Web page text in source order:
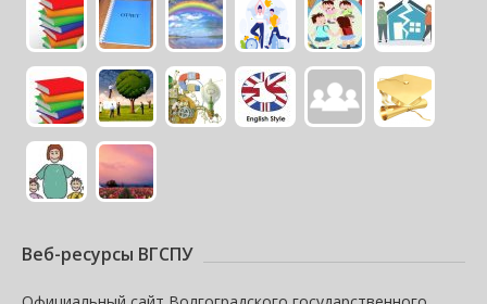
Веб-ресурсы ВГСПУ